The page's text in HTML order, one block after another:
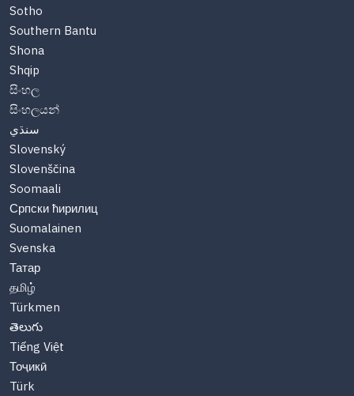
Sotho
Southern Bantu
Shona
Shqip
සිංහල
සිංහලයන්
سنڌي
Slovenský
Slovenščina
Soomaali
Српски ћирилиц
Suomalainen
Svenska
Татар
தமிழ்
Türkmen
తెలుగు
Tiếng Việt
Тоҷикӣ
Türk